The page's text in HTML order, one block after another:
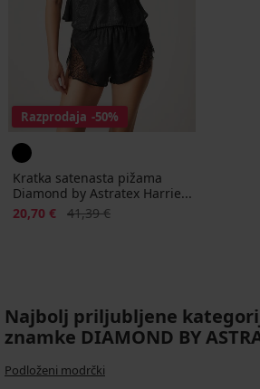
Razprodaja -50%
Kratka satenasta pižama
Diamond by Astratex Harrie...
Popust
20,70 € Prvotna cena
41,39 €
Najbolj priljubljene
znamke DIAMOND BY
Podloženi modrčki